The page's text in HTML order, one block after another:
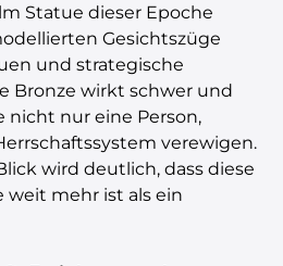
Statue dieser Epoche
Gesichtszüge
und strategische
Bronze wirkt schwer und
nicht nur eine Person,
verewigen.
wird deutlich, dass diese
weit mehr ist als ein